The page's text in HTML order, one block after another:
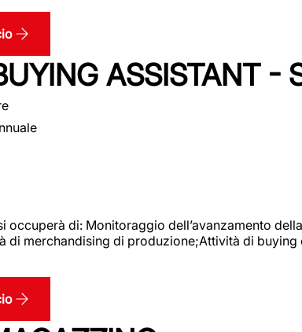
ASSISTANT -
occuperà di: Monitoraggio dell’avanzamento
di merchandising di produzione;Attività di